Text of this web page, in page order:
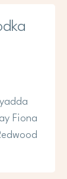
Fiona